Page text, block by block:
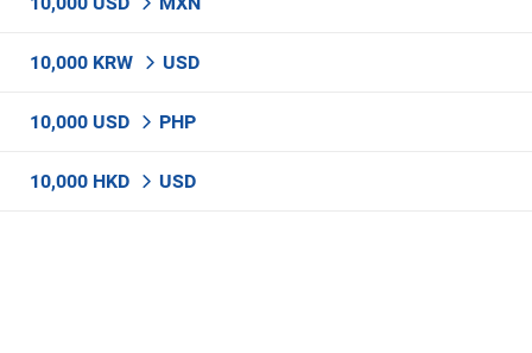
10,000 KRW USD
10,000 USD PHP
10,000 HKD USD